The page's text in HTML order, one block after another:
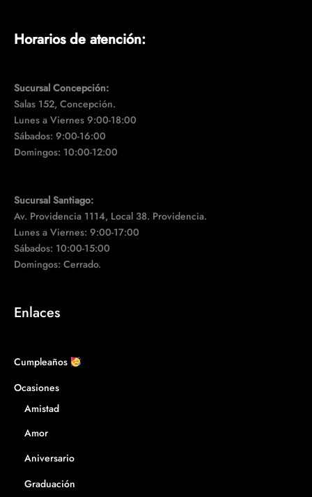
Horarios de atención:
Sucursal Concepción:
Salas 152, Concepción.
Lunes a Viernes 9:00-18:00
Sábados: 9:00-16:00
Domingos: 10:00-12:00
Sucursal Santiago:
Av. Providencia 1114, Local 38. Providencia.
Lunes a Viernes: 9:00-17:00
Sábados: 10:00-15:00
Domingos: Cerrado.
Enlaces
Cumpleaños
Ocasiones
Amistad
Amor
Aniversario
Graduación